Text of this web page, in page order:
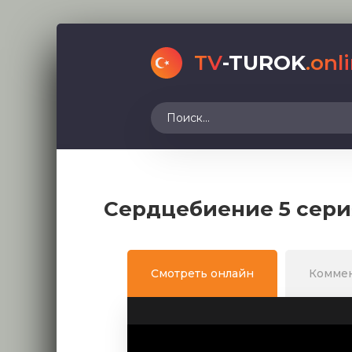
TV-TUROK
Сердцебиение 5
Смотреть онлайн